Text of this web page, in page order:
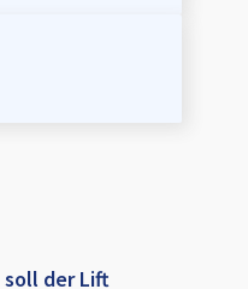
der Lift